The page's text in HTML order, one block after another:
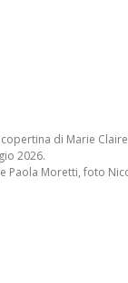
di Marie Claire
2026.
Paola Moretti, foto